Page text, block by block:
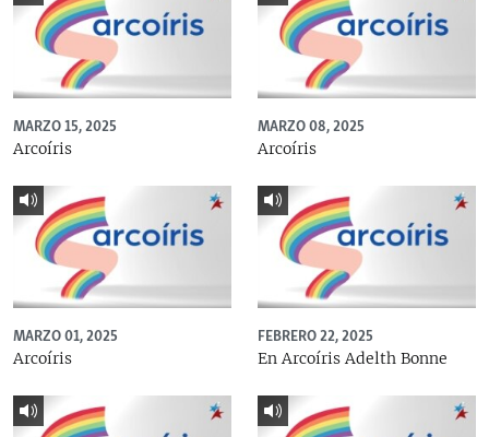
MARZO 15, 2025
Arcoíris
MARZO 08, 2025
Arcoíris
MARZO 01, 2025
Arcoíris
FEBRERO 22, 2025
En Arcoíris Adelth Bonne